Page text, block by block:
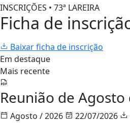
INSCRIÇÕES • 73ª LAREIRA
Ficha de
Baixar ficha de inscrição
Em destaque
Mais recente
Reunião de Agosto
Agosto / 2026 22/07/2026